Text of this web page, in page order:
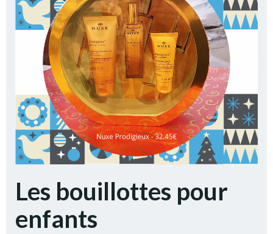
Les bouillottes pour
enfants